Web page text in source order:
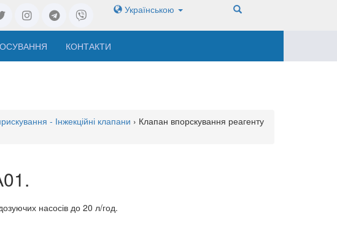
Українською
КОНТАКТИ
- Інжекційні клапани › Клапан впорскування реагенту
насосів до 20 л/год.